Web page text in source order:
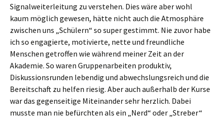
Signalweiterleitung zu verstehen. Dies wäre aber wohl
kaum möglich gewesen, hätte nicht auch die Atmosphäre
zwischen uns „Schülern“ so super gestimmt. Nie zuvor habe
ich so engagierte, motivierte, nette und freundliche
Menschen getroffen wie während meiner Zeit an der
Akademie. So waren Gruppenarbeiten produktiv,
Diskussionsrunden lebendig und abwechslungsreich und die
Bereitschaft zu helfen riesig. Aber auch außerhalb der Kurse
war das gegenseitige Miteinander sehr herzlich. Dabei
musste man nie befürchten als ein „Nerd“ oder „Streber“